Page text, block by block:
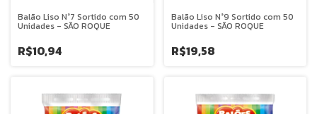
Balão Liso N°7 Sortido com 50
Unidades - SÃO ROQUE
R$10,94
Balão Liso N°9 Sortido com 50
Unidades - SÃO ROQUE
R$19,58